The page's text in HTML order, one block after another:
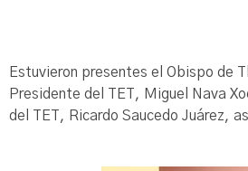
Estuvieron presentes el Obispo de
Presidente del TET, Miguel Nava
del TET, Ricardo Saucedo Juárez,